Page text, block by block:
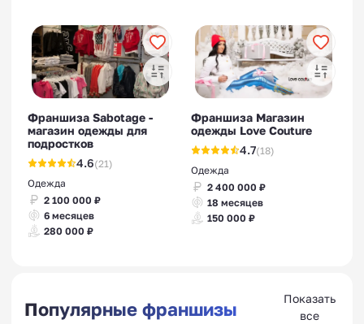
Франшиза Sabotage -
магазин одежды для
подростков
4.6(21)
Одежда
2 100 000 ₽
6 месяцев
280 000 ₽
Франшиза Магазин
одежды Love Couture
4.7(18)
Одежда
2 400 000 ₽
18 месяцев
150 000 ₽
Популярные франшизы
Показать
все